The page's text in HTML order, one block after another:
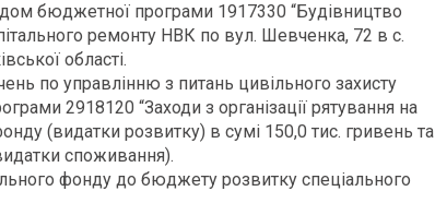
бюджетної програми 1917330 “Будівництво
ремонту НВК по вул. Шевченка, 72 в с.
області.
по управлінню з питань цивільного захисту
2918120 “Заходи з організації рятування на
(видатки розвитку) в сумі 150,0 тис. гривень та
споживання).
фонду до бюджету розвитку спеціального